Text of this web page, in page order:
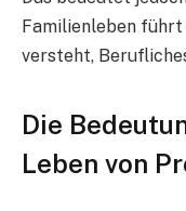
Familienleben führt
versteht,
Die
Leben von